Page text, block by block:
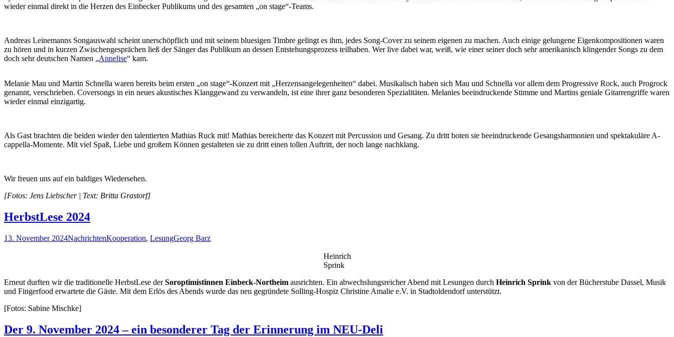
wieder einmal direkt in die Herzen des Einbecker Publikums und des gesamten „on stage“-Teams.
Andreas Leinemanns Songauswahl scheint unerschöpflich und mit seinem bluesigen Timbre gelingt es ihm, jedes Song-Cover zu seinem eigenen zu machen. Auch einige gelungene Eigenkompositionen waren
zu hören und in kurzen Zwischengesprächen ließ der Sänger das Publikum an dessen Entstehungsprozess teilhaben. Wer live dabei war, weiß, wie einer seiner doch sehr amerikanisch klingender Songs zu dem
doch sehr deutschen Namen „Annelise“ kam.
Melanie Mau und Martin Schnella waren bereits beim ersten „on stage“-Konzert mit „Herzensangelegenheiten“ dabei. Musikalisch haben sich Mau und Schnella vor allem dem Progressive Rock, auch Progrock
genannt, verschrieben. Coversongs in ein neues akustisches Klanggewand zu verwandeln, ist eine ihrer ganz besonderen Spezialitäten. Melanies beeindruckende Stimme und Martins geniale Gitarrengriffe waren
wieder einmal einzigartig.
Als Gast brachten die beiden wieder den talentierten Mathias Ruck mit! Mathias bereicherte das Konzert mit Percussion und Gesang. Zu dritt boten sie beeindruckende Gesangsharmonien und spektakuläre A-
cappella-Momente. Mit viel Spaß, Liebe und großem Können gestalteten sie zu dritt einen tollen Auftritt, der noch lange nachklang.
Wir freuen uns auf ein baldiges Wiedersehen.
[Fotos: Jens Liebscher | Text: Britta Grastorf]
HerbstLese 2024
13. November 2024NachrichtenKooperation, LesungGeorg Barz
Heinrich
Sprink
Erneut durften wir die traditionelle HerbstLese derSoroptimistinnen Einbeck-Northeim ausrichten. Ein abwechslungsreicher Abend mit Lesungen durch Heinrich Sprink von der Bücherstube Dassel, Musik
und Fingerfood erwartete die Gäste. Mit dem Erlös des Abends wurde das neu gegründete Solling-Hospiz Christine Amalie e.V. in Stadtoldendorf unterstützt.
[Fotos: Sabine Mischke]
Der 9. November 2024 – ein besonderer Tag der Erinnerung im NEU-Deli